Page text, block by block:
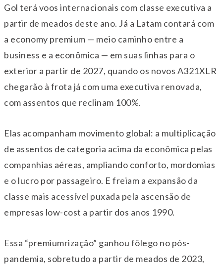
Gol terá voos internacionais com classe executiva a
partir de meados deste ano. Já a Latam contará com
a economy premium — meio caminho entre a
business e a econômica — em suas linhas para o
exterior a partir de 2027, quando os novos A321XLR
chegarão à frota já com uma executiva renovada,
com assentos que reclinam 100%.
Elas acompanham movimento global: a multiplicação
de assentos de categoria acima da econômica pelas
companhias aéreas, ampliando conforto, mordomias
e o lucro por passageiro. E freiam a expansão da
classe mais acessível puxada pela ascensão de
empresas low-cost a partir dos anos 1990.
Essa “premiumrização” ganhou fôlego no pós-
pandemia, sobretudo a partir de meados de 2023,